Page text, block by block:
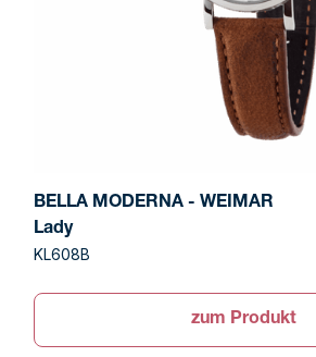
BELLA MODERNA - WEIMAR
Lady
KL608B
zum Produkt